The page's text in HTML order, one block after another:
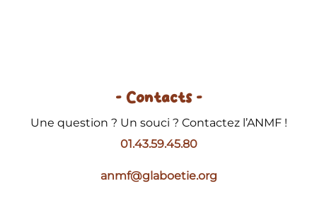
- Contacts -
Une question ? Un souci ? Contactez l’ANMF !
01.43.59.45.80
anmf@glaboetie.org